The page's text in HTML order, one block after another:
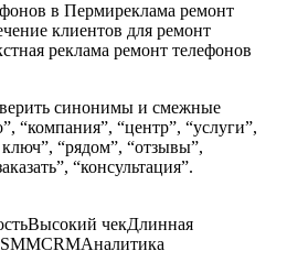
в Пермиреклама ремонт
клиентов для ремонт
реклама ремонт телефонов
синонимы и смежные
“компания”, “центр”, “услуги”,
“рядом”, “отзывы”,
“консультация”.
Высокий чекДлинная
SMMCRMАналитика